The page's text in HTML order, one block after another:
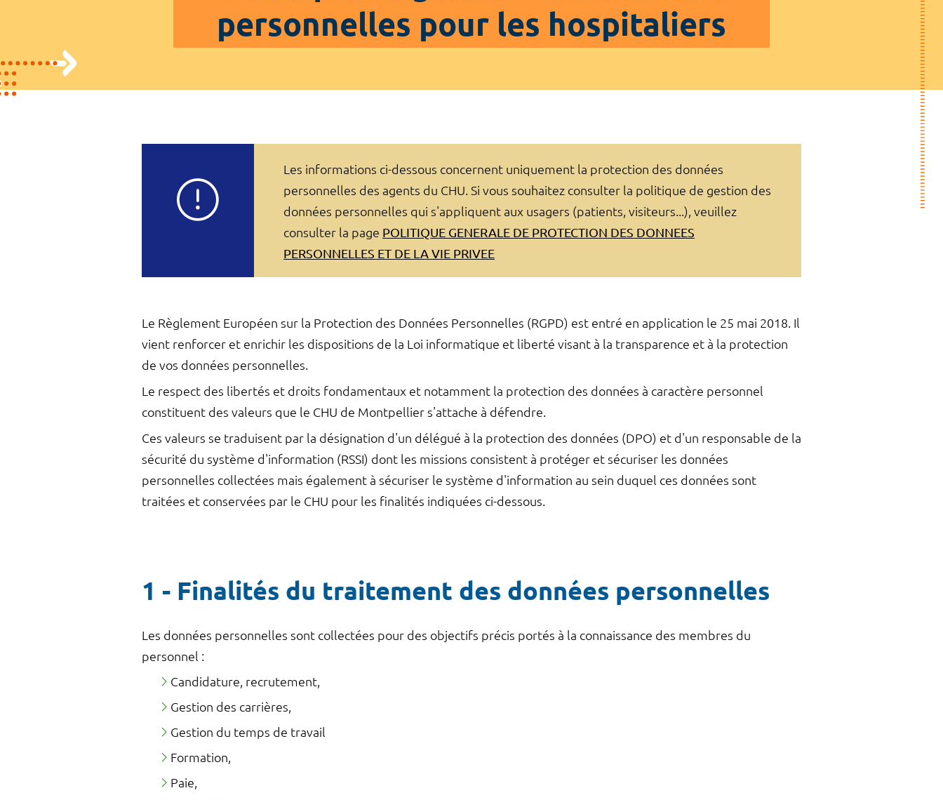
personnelles pour les hospitaliers
Les informations ci-dessous concernent uniquement la protection des données
personnelles des agents du CHU. Si vous souhaitez consulter la politique de gestion des
données personnelles qui s'appliquent aux usagers (patients, visiteurs...), veuillez
consulter la page POLITIQUE GENERALE DE PROTECTION DES DONNEES
PERSONNELLES ET DE LA VIE PRIVEE
Le Règlement Européen sur la Protection des Données Personnelles (RGPD) est entré en application le 25 mai 2018. Il
vient renforcer et enrichir les dispositions de la Loi informatique et liberté visant à la transparence et à la protection
de vos données personnelles.
Le respect des libertés et droits fondamentaux et notamment la protection des données à caractère personnel
constituent des valeurs que le CHU de Montpellier s'attache à défendre.
Ces valeurs se traduisent par la désignation d'un délégué à la protection des données (DPO) et d'un responsable de la
sécurité du système d'information (RSSI) dont les missions consistent à protéger et sécuriser les données
personnelles collectées mais également à sécuriser le système d'information au sein duquel ces données sont
traitées et conservées par le CHU pour les finalités indiquées ci-dessous.
1 - Finalités du traitement des données personnelles
Les données personnelles sont collectées pour des objectifs précis portés à la connaissance des membres du
personnel :
Candidature, recrutement,
Gestion des carrières,
Gestion du temps de travail
Formation,
Paie,